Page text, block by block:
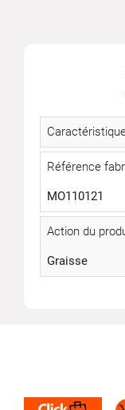
Référence
MO110121
Action du
Graisse